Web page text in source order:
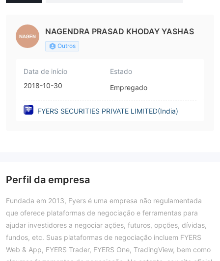
NAGENDRA PRASAD KHODAY YASHAS
Outros
Data de início
2018-10-30
Estado
Empregado
FYERS SECURITIES PRIVATE LIMITED(India)
Perfil da empresa
Fundada em 2013, Fyers é uma empresa não regulamentada
que oferece plataformas de negociação e ferramentas para
ajudar investidores a negociar ações, futuros, opções, dívidas,
fundos, etc. Suas plataformas de negociação incluem FYERS
Web & App, FYERS Trader, FYERS One, TradingView, bem como